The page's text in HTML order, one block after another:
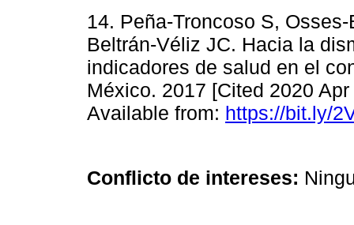
14. Peña-Troncoso S,
Beltrán-Véliz JC. Hacia la
indicadores de salud en el
México. 2017 [Cited 2020
Available from: https://bit.ly/
Conflicto de intereses: